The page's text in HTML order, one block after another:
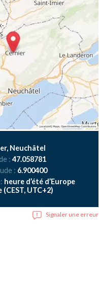
Neuchâtel
: 47.058781
: 6.900400
heure d’été d’Europe
UTC+2)
Signaler une erreur